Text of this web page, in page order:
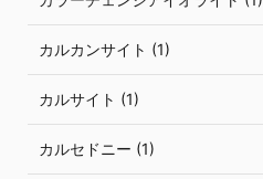
カルカンサイト (1)
カルサイト (1)
カルセドニー (1)